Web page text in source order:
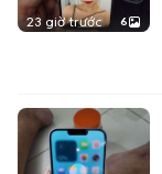
23 giờ trước 6